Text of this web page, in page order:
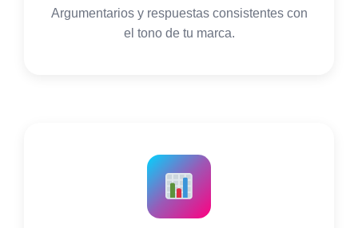
Argumentarios y respuestas consistentes con
el tono de tu marca.